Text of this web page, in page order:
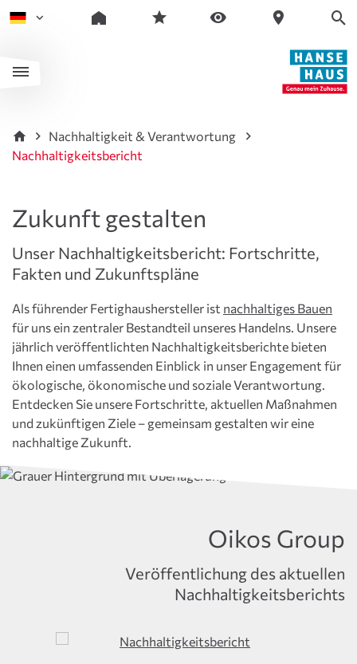
Nachhaltigkeit & Verantwortung
Nachhaltigkeitsbericht
Unser Nachhaltigkeitsbericht: Fortschritte,
Fakten und Zukunftspläne
Zukunft gestalten
Als führender Fertighaushersteller ist nachhaltiges Bauen
für uns ein zentraler Bestandteil unseres Handelns. Unsere
jährlich veröffentlichten Nachhaltigkeits­berichte bieten
Ihnen einen umfassenden Einblick in unser Engagement für
ökologische, ökonomische und soziale Verantwortung.
Entdecken Sie unsere Fortschritte, aktuellen Maßnahmen
und zukünftigen Ziele – gemeinsam gestalten wir eine
nachhaltige Zukunft.
Veröffentlichung des aktuellen
Nachhaltigkeitsberichts
Oikos Group